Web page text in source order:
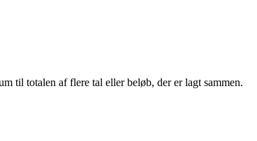
til totalen af flere tal eller beløb, der er lagt sammen.